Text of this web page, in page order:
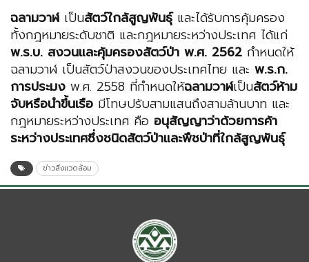
ฉลามวาฬ เป็นสัตว์ใกล้สูญพันธุ์ และได้รับการคุ้มครอง
ทั้งกฎหมายระดับชาติ และกฎหมายระหว่างประเทศ ได้แก่
พ.ร.บ. สงวนและคุ้มครองสัตว์ป่า พ.ศ. 2562 กำหนดให้
ฉลามวาฬ เป็นสัตว์ป่าสงวนของประเทศไทย และ พ.ร.ก.
การประมง พ.ศ. 2558 ที่กำหนดให้ฉลามวาฬเป็นสัตว์ห้าม
จับหรือนำขึ้นเรือ มีโทษปรับสามแสนถึงสามล้านบาท และ
กฎหมายระหว่างประเทศ คือ อนุสัญญาว่าด้วยการค้า
ระหว่างประเทศซึ่งชนิดสัตว์ป่าและพืชป่าที่ใกล้สูญพันธุ์
ข่าวสิ่งแวดล้อม